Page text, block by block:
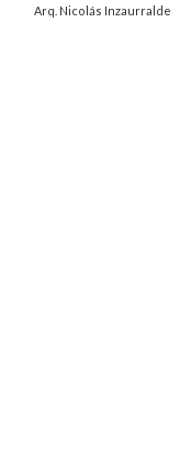
Arq. Nicolás Inzaurralde